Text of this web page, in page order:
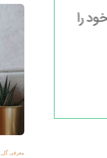
معرفی گل,